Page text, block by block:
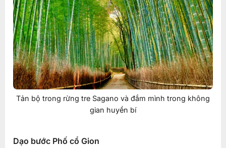
Tản bộ trong rừng tre Sagano và đắm mình trong không
gian huyền bí
Dạo bước Phố cổ Gion